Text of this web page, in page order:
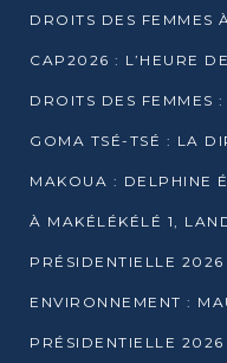
CAP2026 : L’HEURE